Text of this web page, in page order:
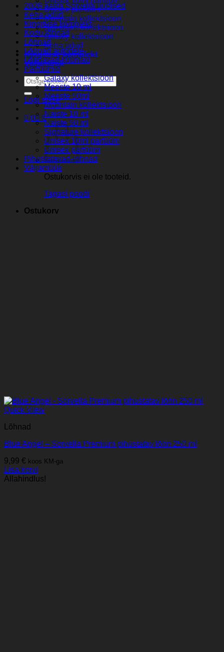
Unisex parfüüm
Mountain kollektsioon
Signature kollektsioon
Galaxy kollektsioon
Keha udud
Kingituse komplekt
Väljamüük
Otsi:
Logi sisse
0,00 €
Ostukorvis ei ole tooteid.
Tagasi poodi
Ostukorv
2026 aasta Sorvella uudised
Keha udud
Kingituse komplekt
Kodu lõhnad
Lõhnad
Lõhnad autodele
Lõhnavad küünlad
Parfuumid
Galaxy kollektsioon
Meeste 10 ml
Meeste 50ml
Mountain kollektsioon
Naiste 10 ml
Naiste 50 ml
Signature kollektsioon
Unisex 10ml parfüüm
Unisex parfüüm
Pihustatavad-lohnad
Väljamüük
Quick View
Lõhnad
Blue Angel – Sorvella Premium pihustatav lõhn 250 ml
9,99 € koos KM-ga
Lisa korvi
Allahindlus!